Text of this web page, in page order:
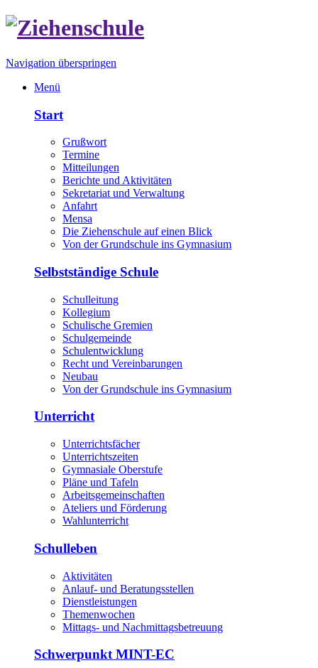
Navigation überspringen
Menü
Start
Grußwort
Termine
Mitteilungen
Berichte und Aktivitäten
Sekretariat und Verwaltung
Anfahrt
Mensa
Die Ziehenschule auf einen Blick
Von der Grundschule ins Gymnasium
Selbstständige Schule
Schulleitung
Kollegium
Schulische Gremien
Schulgemeinde
Schulentwicklung
Recht und Vereinbarungen
Neubau
Von der Grundschule ins Gymnasium
Unterricht
Unterrichtsfächer
Unterrichtszeiten
Gymnasiale Oberstufe
Pläne und Tafeln
Arbeitsgemeinschaften
Ateliers und Förderung
Wahlunterricht
Schulleben
Aktivitäten
Anlauf- und Beratungsstellen
Dienstleistungen
Themenwochen
Mittags- und Nachmittagsbetreuung
Schwerpunkt MINT-EC